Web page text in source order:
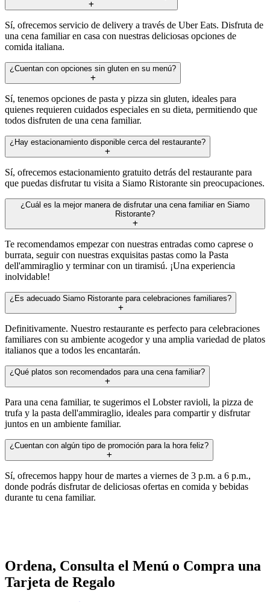
Sí, ofrecemos servicio de delivery a través de Uber Eats. Disfruta de
una cena familiar en casa con nuestras deliciosas opciones de
comida italiana.
¿Cuentan con opciones sin gluten en su menú?
Sí, tenemos opciones de pasta y pizza sin gluten, ideales para
quienes requieren cuidados especiales en su dieta, permitiendo que
todos disfruten de una cena familiar.
¿Hay estacionamiento disponible cerca del restaurante?
Sí, ofrecemos estacionamiento gratuito detrás del restaurante para
que puedas disfrutar tu visita a Siamo Ristorante sin preocupaciones.
¿Cuál es la mejor manera de disfrutar una cena familiar en Siamo
Ristorante?
Te recomendamos empezar con nuestras entradas como caprese o
burrata, seguir con nuestras exquisitas pastas como la Pasta
dell'ammiraglio y terminar con un tiramisú. ¡Una experiencia
inolvidable!
¿Es adecuado Siamo Ristorante para celebraciones familiares?
Definitivamente. Nuestro restaurante es perfecto para celebraciones
familiares con su ambiente acogedor y una amplia variedad de platos
italianos que a todos les encantarán.
¿Qué platos son recomendados para una cena familiar?
Para una cena familiar, te sugerimos el Lobster ravioli, la pizza de
trufa y la pasta dell'ammiraglio, ideales para compartir y disfrutar
juntos en un ambiente familiar.
¿Cuentan con algún tipo de promoción para la hora feliz?
Sí, ofrecemos happy hour de martes a viernes de 3 p.m. a 6 p.m.,
donde podrás disfrutar de deliciosas ofertas en comida y bebidas
durante tu cena familiar.
Ordena, Consulta el Menú o Compra una
Tarjeta de Regalo